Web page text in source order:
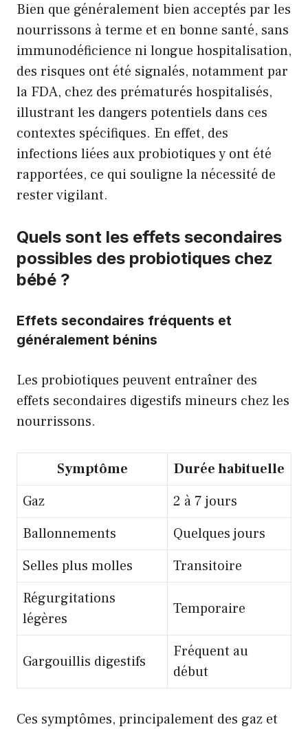
Bien que généralement bien acceptés par les
nourrissons à terme et en bonne santé, sans
immunodéficience ni longue hospitalisation,
des risques ont été signalés, notamment par
la FDA, chez des prématurés hospitalisés,
illustrant les dangers potentiels dans ces
contextes spécifiques. En effet, des
infections liées aux probiotiques y ont été
rapportées, ce qui souligne la nécessité de
rester vigilant.
Quels sont les effets secondaires
possibles des probiotiques chez
bébé ?
Effets secondaires fréquents et
généralement bénins
Les probiotiques peuvent entraîner des
effets secondaires digestifs mineurs chez les
nourrissons.
Symptôme
Durée habituelle
Gaz
2 à 7 jours
Ballonnements
Quelques jours
Selles plus molles
Transitoire
Régurgitations
légères
Temporaire
Gargouillis digestifs
Fréquent au
début
Ces symptômes, principalement des gaz et